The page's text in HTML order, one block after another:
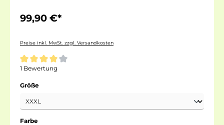
99,90 €*
Preise inkl. MwSt. zzgl. Versandkosten
1 Bewertung
Größe
Farbe